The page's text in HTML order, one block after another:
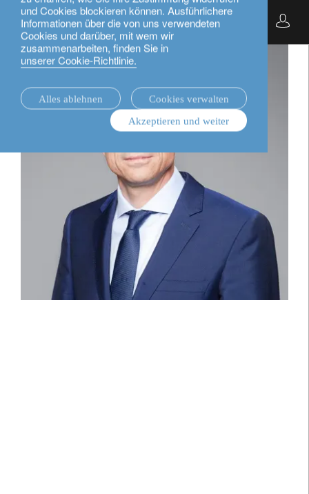
und Cookies blockieren können. Ausführlichere
Informationen über die von uns verwendeten
Cookies und darüber, mit wem wir
zusammenarbeiten, finden Sie in
unserer Cookie-Richtlinie.
Alles ablehnen
Cookies verwalten
Akzeptieren und weiter
Deutsch